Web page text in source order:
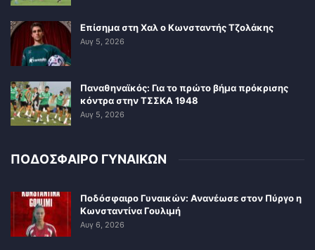
Επίσημα στη Χαλ ο Κωνσταντής Τζολάκης
Αυγ 5, 2026
Παναθηναϊκός: Για το πρώτο βήμα πρόκρισης
κόντρα στην ΤΣΣΚΑ 1948
Αυγ 5, 2026
ΠΟΔΟΣΦΑΙΡΟ ΓΥΝΑΙΚΩΝ
Ποδόσφαιρο Γυναικών: Ανανέωσε στον Πύργο η
Κωνσταντίνα Γουλιμή
Αυγ 6, 2026